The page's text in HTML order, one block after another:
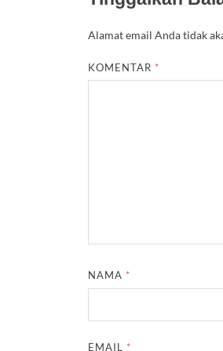
Alamat email Anda tidak
KOMENTAR *
NAMA *
EMAIL *